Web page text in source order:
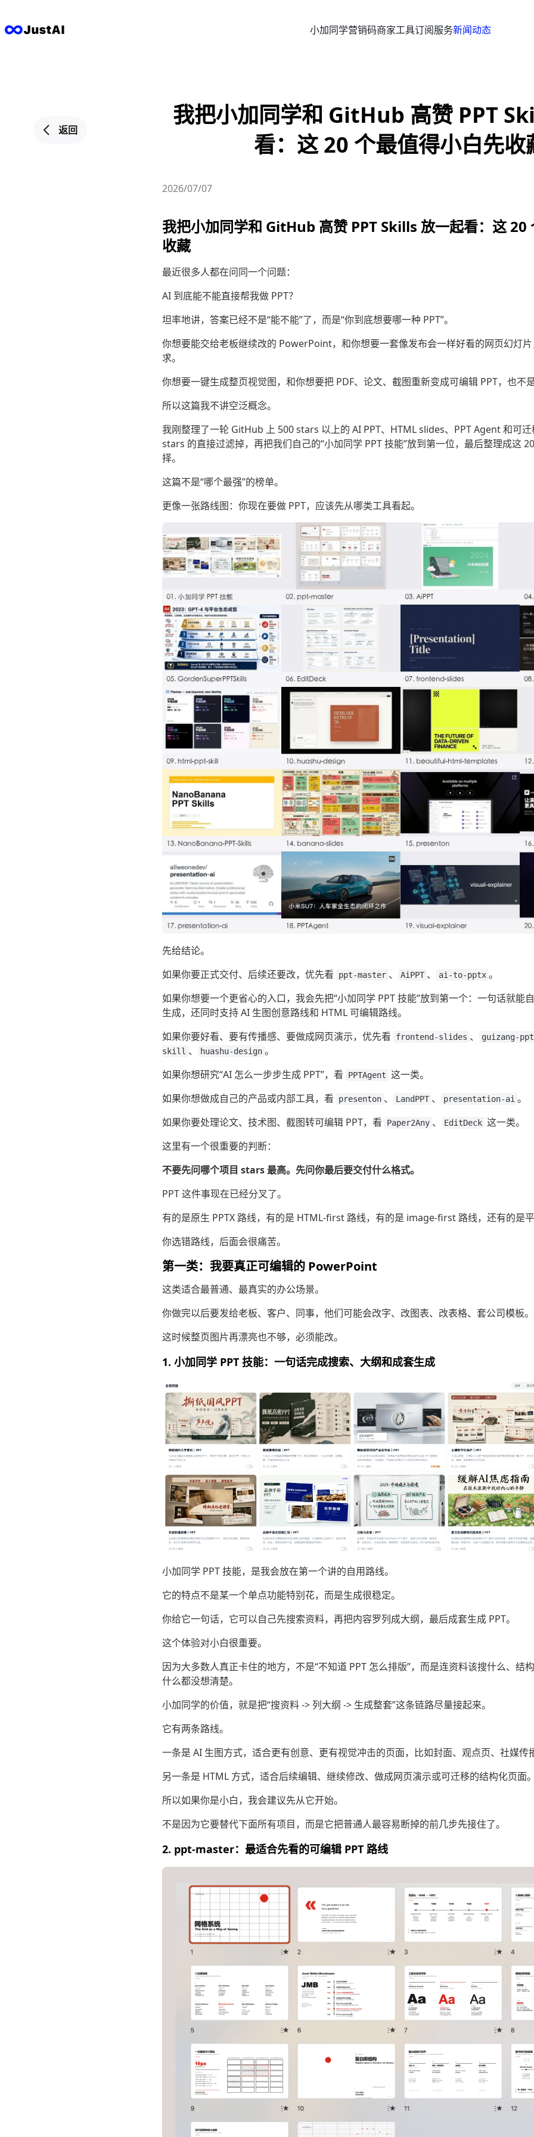
小加同学营销码商家工具订阅服务新闻动态
返回
我把小加同学和 GitHub 高赞 PPT
看：这 20 个最值得小白先收
2026/07/07
我把小加同学和 GitHub 高赞 PPT Skills 放一起看：这 20
收藏
最近很多人都在问同一个问题：
AI 到底能不能直接帮我做 PPT？
坦率地讲，答案已经不是“能不能”了，而是“你到底想要哪一种 PPT”。
你想要能交给老板继续改的 PowerPoint，和你想要一套像发布会一样好看的网页幻灯
求。
你想要一键生成整页视觉图，和你想要把 PDF、论文、截图重新变成可编辑 PPT，也不
所以这篇我不讲空泛概念。
我刚整理了一轮 GitHub 上 500 stars 以上的 AI PPT、HTML slides、PPT Agent 和可
stars 的直接过滤掉，再把我们自己的“小加同学 PPT 技能”放到第一位，最后整理成这
择。
这篇不是“哪个最强”的榜单。
更像一张路线图：你现在要做 PPT，应该先从哪类工具看起。
先给结论。
如果你要正式交付、后续还要改，优先看
ppt-master 、 AiPPT 、 ai-to-pptx 。
如果你想要一个更省心的入口，我会先把“小加同学 PPT 技能”放到第一个：一句话就能
生成，还同时支持 AI 生图创意路线和 HTML 可编辑路线。
如果你要好看、要有传播感、要做成网页演示，优先看
frontend-slides 、 guizang-
skill 、 huashu-design 。
如果你想研究“AI 怎么一步步生成 PPT”，看
PPTAgent 这一类。
如果你想做成自己的产品或内部工具，看
presenton 、 LandPPT 、 presentation-ai 。
如果你要处理论文、技术图、截图转可编辑 PPT，看
Paper2Any 、 EditDeck 这一类。
这里有一个很重要的判断：
不要先问哪个项目 stars 最高。先问你最后要交付什么格式。
PPT 这件事现在已经分叉了。
有的是原生 PPTX 路线，有的是 HTML-first 路线，有的是 image-first 路线，还有的是平
你选错路线，后面会很痛苦。
第一类：我要真正可编辑的 PowerPoint
这类适合最普通、最真实的办公场景。
你做完以后要发给老板、客户、同事，他们可能会改字、改图表、改表格、套公司模板。
这时候整页图片再漂亮也不够，必须能改。
1. 小加同学 PPT 技能：一句话完成搜索、大纲和成套生成
小加同学 PPT 技能，是我会放在第一个讲的自用路线。
它的特点不是某一个单点功能特别花，而是生成很稳定。
你给它一句话，它可以自己先搜索资料，再把内容罗列成大纲，最后成套生成 PPT。
这个体验对小白很重要。
因为大多数人真正卡住的地方，不是“不知道 PPT 怎么排版”，而是连资料该搜什么、结
什么都没想清楚。
小加同学的价值，就是把“搜资料 -> 列大纲 -> 生成整套”这条链路尽量接起来。
它有两条路线。
一条是 AI 生图方式，适合更有创意、更有视觉冲击的页面，比如封面、观点页、社媒传
另一条是 HTML 方式，适合后续编辑、继续修改、做成网页演示或可迁移的结构化页面。
所以如果你是小白，我会建议先从它开始。
不是因为它要替代下面所有项目，而是它把普通人最容易断掉的前几步先接住了。
2. ppt-master：最适合先看的可编辑 PPT 路线